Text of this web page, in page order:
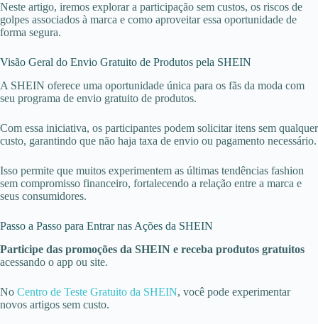
Neste artigo, iremos explorar a participação sem custos, os riscos de
golpes associados à marca e como aproveitar essa oportunidade de
forma segura.
Visão Geral do Envio Gratuito de Produtos pela SHEIN
A SHEIN oferece uma oportunidade única para os fãs da moda com
seu programa de envio gratuito de produtos.
Com essa iniciativa, os participantes podem solicitar itens sem qualquer
custo, garantindo que não haja taxa de envio ou pagamento necessário.
Isso permite que muitos experimentem as últimas tendências fashion
sem compromisso financeiro, fortalecendo a relação entre a marca e
seus consumidores.
Passo a Passo para Entrar nas Ações da SHEIN
Participe das promoções da SHEIN e receba produtos gratuitos
acessando o app ou site.
No Centro de Teste Gratuito da SHEIN, você pode experimentar
novos artigos sem custo.